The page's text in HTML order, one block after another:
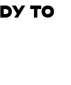
TO